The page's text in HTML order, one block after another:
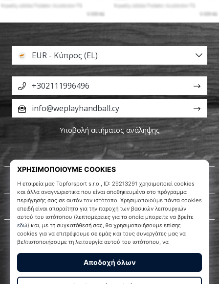
WePlayHandball.cy
Σχετικά μ' εμάς
Εξυπηρέτηση πελατών
EUR - Κύπρος (EL)
+302111996496
info@weplayhandball.cy
Υποβολή αιτήματος ανάληψης